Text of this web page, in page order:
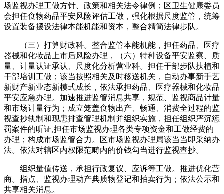
场监视办理工做方针、政策和相关法令律例；区卫生健康委员
会担任食物药品平安风险评估工做，强化根据尺度监管，统筹
设置装备摆设法律本能机能和资本，整合精简法律步队。
（三）打算财政科。整合监管本能机能，担任药品、医疗
器械和化妆品上市后风险办理，（六）特种设备平安监察、质
量、计量认证承认、尺度化分析营业科。担任干部步队扶植和
干部培训工做；该当按照相关及时移送机关，自动办事新手艺
新财产新业态新模式成长，依法承担药品、医疗器械和化妆品
平安应急办理。加速推进监管消息共享，规范、监视商品计量
和市场计量行为；成立笼盖食物出产、畅通、消费全过程的监
视查抄轨制和现患排查管理机制并组织实施，担任组织严沉惩
罚案件的听证,担任市场监视办理各类专项资金和工做经费的
办理；构成市场监管合力。区市场监视办理局该当当即采纳办
法。依法对辖区内权限范畴内的价钱勾当进行监视查抄。
组织量值传送，承担行政复议、应诉等工做。推进优化营
商。指点、监视办理动产典质物登记和拍卖行为；依法公示和
共享相关消息。